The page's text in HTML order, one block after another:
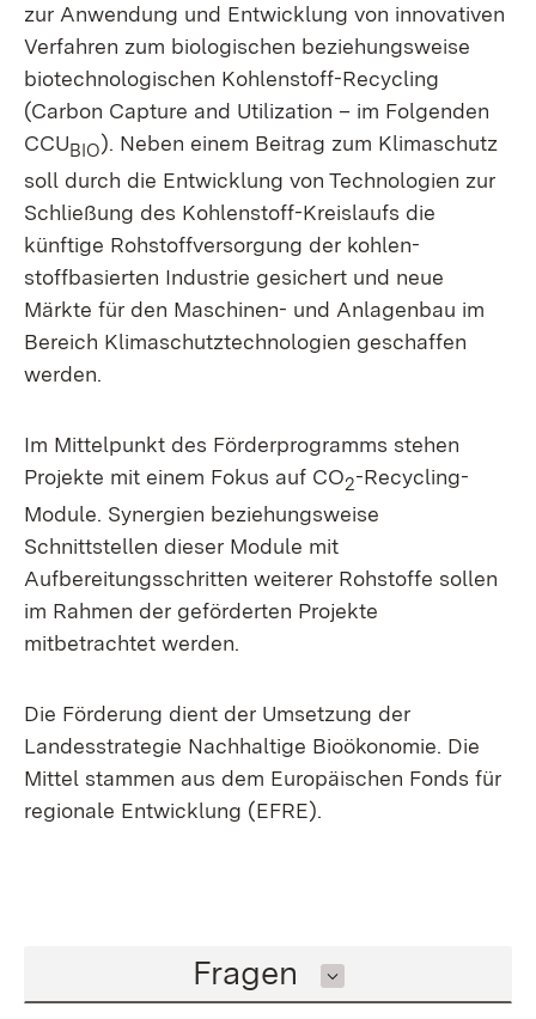
zur Anwendung und Entwicklung von innovativen
Verfahren zum biologischen beziehungsweise
biotechnologischen Kohlenstoff-Recycling
(Carbon Capture and Utilization – im Folgenden
CCUBIO). Neben einem Beitrag zum Klimaschutz
soll durch die Entwicklung von Technologien zur
Schließung des Kohlenstoff-Kreislaufs die
künftige Rohstoffversorgung der kohlen-
stoffbasierten Industrie gesichert und neue
Märkte für den Maschinen- und Anlagenbau im
Bereich Klimaschutztechnologien geschaffen
werden.
Im Mittelpunkt des Förderprogramms stehen
Projekte mit einem Fokus auf CO2-Recycling-
Module. Synergien beziehungsweise
Schnittstellen dieser Module mit
Aufbereitungsschritten weiterer Rohstoffe sollen
im Rahmen der geförderten Projekte
mitbetrachtet werden.
Die Förderung dient der Umsetzung der
Landesstrategie Nachhaltige Bioökonomie. Die
Mittel stammen aus dem Europäischen Fonds für
regionale Entwicklung (EFRE).
Inhalt auswählen
Fragen